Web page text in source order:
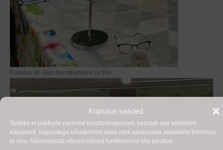
Küpsiste seaded
Selleks et pakkuda paremat kasutuskogemust, kasutab see veebileht
küpsiseid. Küpsistega nõustumine aitab meil parandada veebilehe toimivust
ja sisu. Nõusolekuta võivad mõned funktsioonid olla piiratud.
Koolitus oli väga konstruktiivne ja tihe